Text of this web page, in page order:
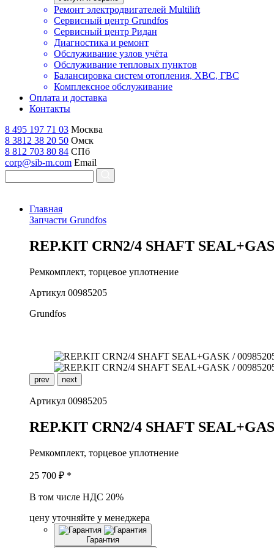
Ремонт электродвигателей Multilift
Сервисный центр Grundfos
Сервисный центр Ридан
Диагностика и ремонт
Обслуживание узлов учёта
Обслуживание тепловых пунктов
Балансировка систем отопления, ХВС, ГВС
Комплексное обслуживание
Оплата и доставка
Контакты
8 495 197 71 03 Москва
8 3812 38 20 50 Омск
8 812 703 80 84 СПб
corp@sib-m.com Email
Главная
Запчасти Grundfos
REP.KIT CRN2/4 SHAFT
Ремкомплект, торцевое уплотнение
Артикул 00985205
Grundfos
prev next
Артикул 00985205
REP.KIT CRN2/4 SHAFT
Ремкомплект, торцевое уплотнение
25 700 ₽ *
В том числе НДС 20%
цену уточняйте у менеджера
Гарантия